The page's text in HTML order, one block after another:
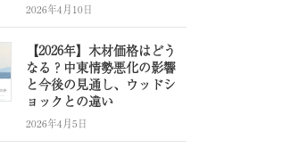
2026年4月10日
【2026年】木材価格はどう
なる？中東情勢悪化の影響
と今後の見通し、ウッドシ
ョックとの違い
2026年4月5日